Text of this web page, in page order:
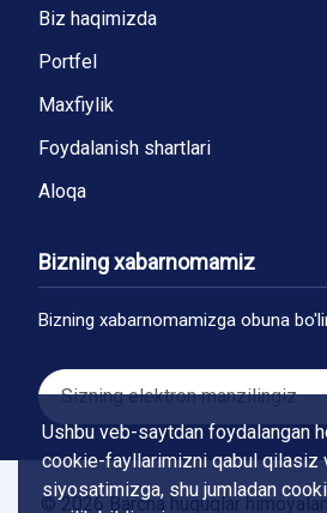
Biz haqimizda
Portfel
Maxfiylik
Foydalanish shartlari
Aloqa
Bizning xabarnomamiz
Bizning xabarnomamizga obuna
© 2026 Barcha huquqlar
Ushbu veb-saytdan foydalangan
cookie-fayllarimizni qabul qilasiz
siyosatimizga, shu jumladan